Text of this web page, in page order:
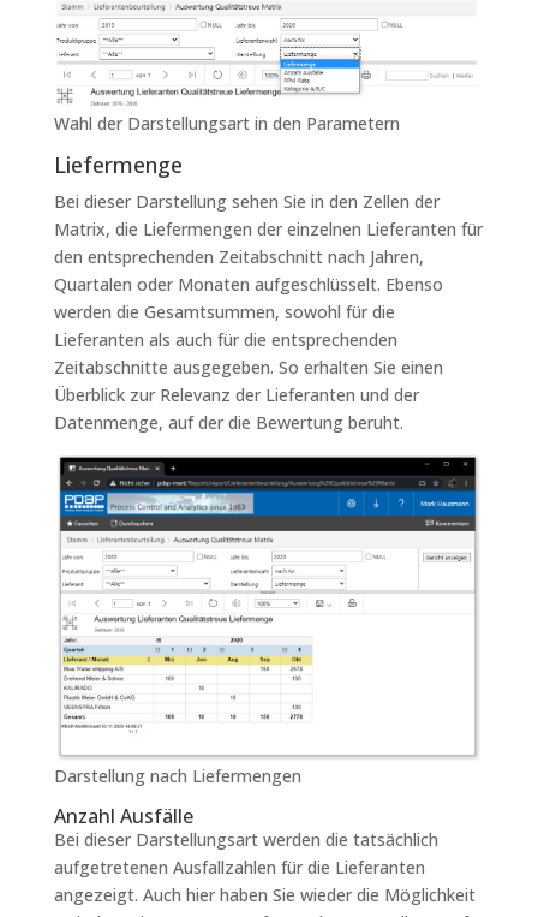
Wahl der Darstellungsart in den Parametern
Liefermenge
Bei dieser Darstellung sehen Sie in den Zellen der
Matrix, die Liefermengen der einzelnen Lieferanten für
den entsprechenden Zeitabschnitt nach Jahren,
Quartalen oder Monaten aufgeschlüsselt. Ebenso
werden die Gesamtsummen, sowohl für die
Lieferanten als auch für die entsprechenden
Zeitabschnitte ausgegeben. So erhalten Sie einen
Überblick zur Relevanz der Lieferanten und der
Datenmenge, auf der die Bewertung beruht.
Darstellung nach Liefermengen
Anzahl Ausfälle
Bei dieser Darstellungsart werden die tatsächlich
aufgetretenen Ausfallzahlen für die Lieferanten
angezeigt. Auch hier haben Sie wieder die Möglichkeit